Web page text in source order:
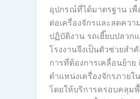
อุปกรณ์ที่ได้มาตรฐาน เพื่
ต่อเครื่องจักรและลดควา
ปฏิบัติงาน รถเฮี๊ยบปลวก
โรงงานจึงเป็นตัวช่วยส
การที่ต้องการเคลื่อนย้า
ตำแหน่งเครื่องจักรภายใ
โดยให้บริการครอบคลุม